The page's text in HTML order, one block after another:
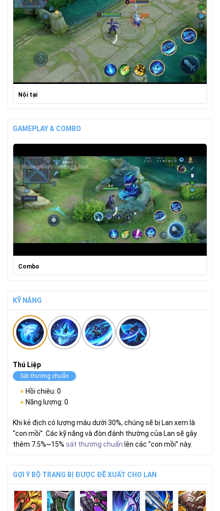
Nội tại
GAMEPLAY & COMBO
Combo
KỸ NĂNG
Thú Liệp
Sát thương chuẩn
Hồi chiêu: 0
Năng lượng: 0
Khi kẻ địch có lượng máu dưới 30%, chúng sẽ bị Lan xem là
“con mồi”. Các kỹ năng và đòn đánh thường của Lan sẽ gây
thêm 7.5%~15% sát thương chuẩn lên các “con mồi” này.
GỢI Ý BỘ TRANG BỊ ĐƯỢC ĐỀ XUẤT CHO LAN